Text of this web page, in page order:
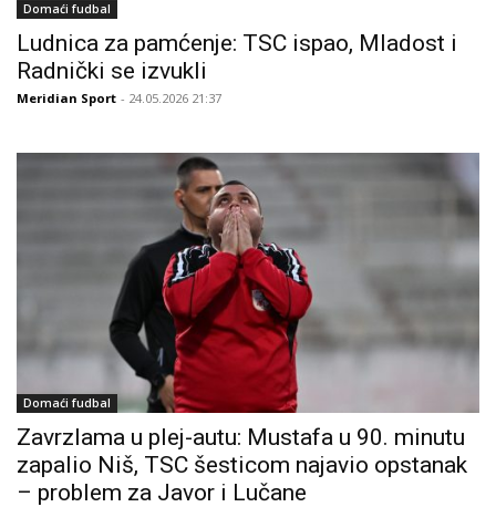
Domaći fudbal
Ludnica za pamćenje: TSC ispao, Mladost i
Radnički se izvukli
Meridian Sport - 24.05.2026 21:37
Domaći fudbal
Zavrzlama u plej-autu: Mustafa u 90. minutu
zapalio Niš, TSC šesticom najavio opstanak
– problem za Javor i Lučane